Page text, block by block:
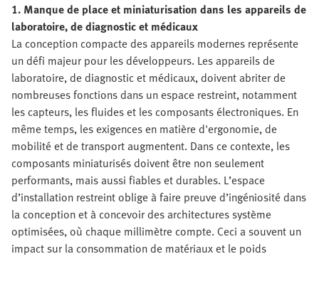
1. Manque de place et miniaturisation dans les appareils de
laboratoire, de diagnostic et médicaux
La conception compacte des appareils modernes représente
un défi majeur pour les développeurs. Les appareils de
laboratoire, de diagnostic et médicaux, doivent abriter de
nombreuses fonctions dans un espace restreint, notamment
les capteurs, les fluides et les composants électroniques. En
même temps, les exigences en matière d'ergonomie, de
mobilité et de transport augmentent. Dans ce contexte, les
composants miniaturisés doivent être non seulement
performants, mais aussi fiables et durables. L’espace
d’installation restreint oblige à faire preuve d’ingéniosité dans
la conception et à concevoir des architectures système
optimisées, où chaque millimètre compte. Ceci a souvent un
impact sur la consommation de matériaux et le poids